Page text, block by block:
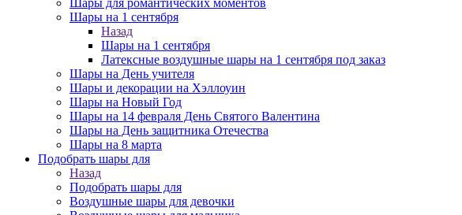
Шары для романтических моментов
Шары на 1 сентября
Назад
Шары на 1 сентября
Латексные воздушные шары на 1 сентября под заказ
Шары на День учителя
Шары и декорации на Хэллоуин
Шары на Новый Год
Шары на 14 февраля День Святого Валентина
Шары на День защитника Отечества
Шары на 8 марта
Подобрать шары для
Назад
Подобрать шары для
Воздушные шары для девочки